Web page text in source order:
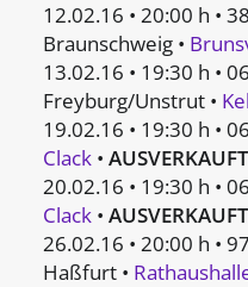
12.02.16 • 20:00 h •
Braunschweig •
13.02.16 • 19:30 h •
Freyburg/Unstrut •
19.02.16 • 19:30 h •
Clack •
20.02.16 • 19:30 h •
Clack •
26.02.16 • 20:00 h •
Haßfurt •